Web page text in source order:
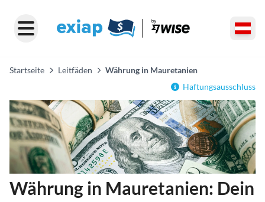
Startseite Leitfäden
Währung in Mauretanien
Haftungsausschluss
Währung in Mauretanien: Dein